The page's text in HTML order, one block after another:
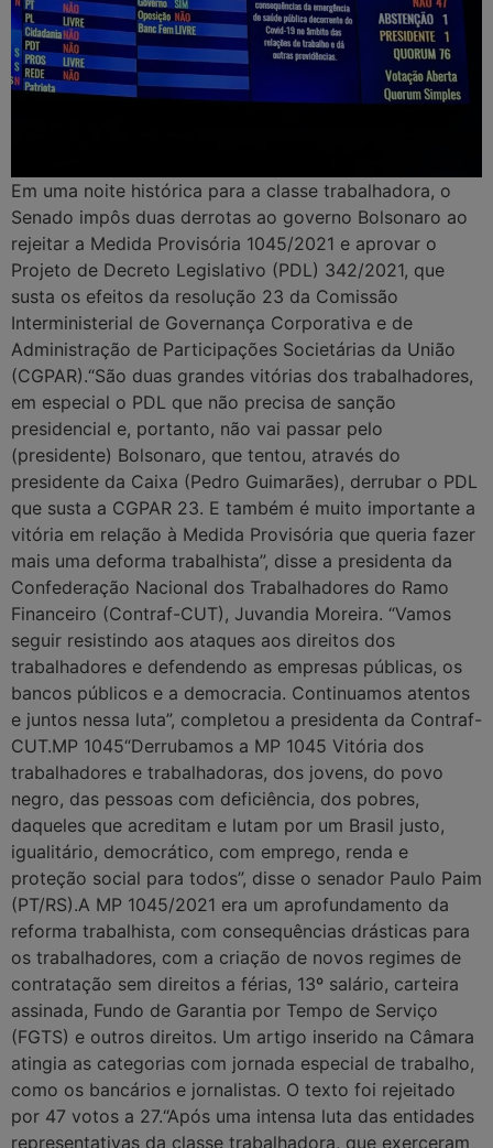
Em uma noite histórica para a classe trabalhadora, o
Senado impôs duas derrotas ao governo Bolsonaro ao
rejeitar a Medida Provisória 1045/2021 e aprovar o
Projeto de Decreto Legislativo (PDL) 342/2021, que
susta os efeitos da resolução 23 da Comissão
Interministerial de Governança Corporativa e de
Administração de Participações Societárias da União
(CGPAR).“São duas grandes vitórias dos trabalhadores,
em especial o PDL que não precisa de sanção
presidencial e, portanto, não vai passar pelo
(presidente) Bolsonaro, que tentou, através do
presidente da Caixa (Pedro Guimarães), derrubar o PDL
que susta a CGPAR 23. E também é muito importante a
vitória em relação à Medida Provisória que queria fazer
mais uma deforma trabalhista”, disse a presidenta da
Confederação Nacional dos Trabalhadores do Ramo
Financeiro (Contraf-CUT), Juvandia Moreira. “Vamos
seguir resistindo aos ataques aos direitos dos
trabalhadores e defendendo as empresas públicas, os
bancos públicos e a democracia. Continuamos atentos
e juntos nessa luta”, completou a presidenta da Contraf-
CUT.MP 1045“Derrubamos a MP 1045 Vitória dos
trabalhadores e trabalhadoras, dos jovens, do povo
negro, das pessoas com deficiência, dos pobres,
daqueles que acreditam e lutam por um Brasil justo,
igualitário, democrático, com emprego, renda e
proteção social para todos”, disse o senador Paulo Paim
(PT/RS).A MP 1045/2021 era um aprofundamento da
reforma trabalhista, com consequências drásticas para
os trabalhadores, com a criação de novos regimes de
contratação sem direitos a férias, 13º salário, carteira
assinada, Fundo de Garantia por Tempo de Serviço
(FGTS) e outros direitos. Um artigo inserido na Câmara
atingia as categorias com jornada especial de trabalho,
como os bancários e jornalistas. O texto foi rejeitado
por 47 votos a 27.“Após uma intensa luta das entidades
representativas da classe trabalhadora, que exerceram